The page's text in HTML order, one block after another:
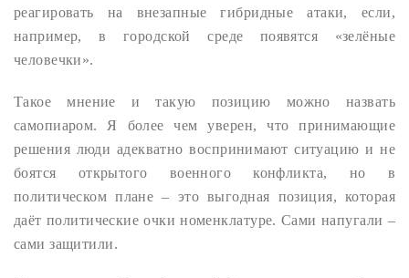
реагировать на внезапные гибридные атаки, если,
например, в городской среде появятся «зелёные
человечки».
Такое мнение и такую позицию можно назвать
самопиаром. Я более чем уверен, что принимающие
решения люди адекватно воспринимают ситуацию и не
боятся открытого военного конфликта, но в
политическом плане – это выгодная позиция, которая
даёт политические очки номенклатуре. Сами напугали –
сами защитили.